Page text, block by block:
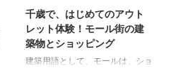
民放初の福祉をテーマにした「ふ
れあい広場サンデー九」です。
千歳 道 央
千歳で、はじめてのアウト
レット体験！モール街の建
築物とショッピング
建築用語として、モールは、ショ